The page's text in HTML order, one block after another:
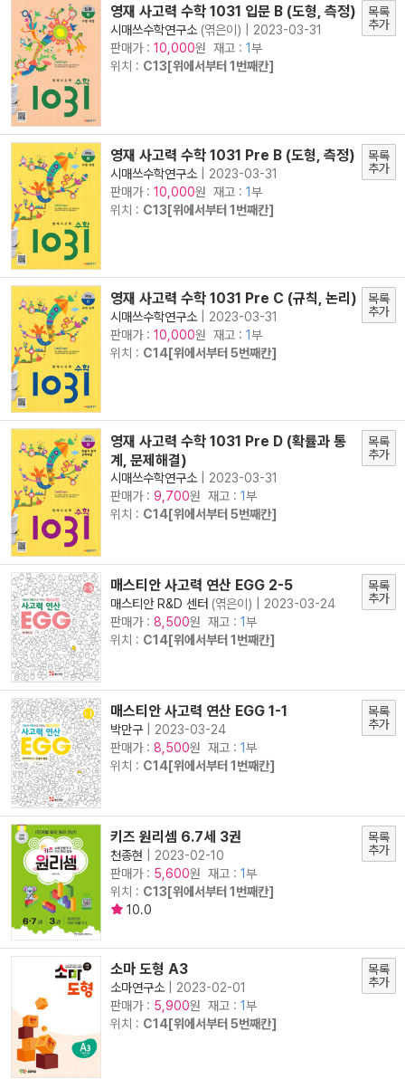
영재 사고력 수학 1031 입문 B (도형, 측정)
시매쓰수학연구소 (엮은이) | 2023-03-31
판매가 : 10,000원 재고 : 1부
위치 : C13[위에서부터 1번째칸]
목록
추가
영재 사고력 수학 1031 Pre B (도형, 측정)
시매쓰수학연구소
2023-03-31
판매가 : 10,000원 재고 : 1부
위치 : C13[위에서부터 1번째칸]
목록
추가
영재 사고력 수학 1031 Pre C (규칙, 논리)
시매쓰수학연구소
2023-03-31
판매가 : 10,000원 재고 : 1부
위치 : C14[위에서부터 5번째칸]
목록
추가
영재 사고력 수학 1031 Pre D (확률과 통
계, 문제해결)
시매쓰수학연구소
2023-03-31
판매가 : 9,700원 재고 : 1부
위치 : C14[위에서부터 5번째칸]
목록
추가
매스티안 사고력 연산 EGG 2-5
매스티안 R&D 센터 (엮은이) | 2023-03-24
판매가 : 8,500원 재고 : 1부
위치 : C14[위에서부터 1번째칸]
목록
추가
매스티안 사고력 연산 EGG 1-1
박만구
2023-03-24
판매가 : 8,500원 재고 : 1부
위치 : C14[위에서부터 1번째칸]
목록
추가
키즈 원리셈 6.7세 3권
천종현
2023-02-10
판매가 : 5,600원 재고 : 1부
위치 : C13[위에서부터 1번째칸]
10.0
목록
추가
소마 도형 A3
소마연구소
2023-02-01
판매가 : 5,900원 재고 : 1부
위치 : C14[위에서부터 5번째칸]
목록
추가